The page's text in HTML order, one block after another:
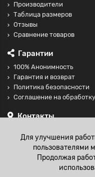
Производители
Таблица размеров
Отзывы
Сравнение товаров
Гарантии
100% Анонимность
Гарантия и возврат
Политика безопасности
Соглашение на
Контакты
sales@fisting-shop.ru
Для улучшения
пользователями
Продолжая